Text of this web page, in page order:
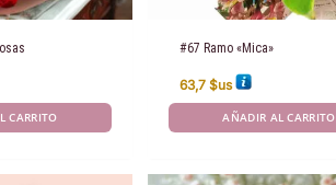
CARRITO
#67 Ramo «Mica»
63,7$us
AÑADIR AL CARRITO